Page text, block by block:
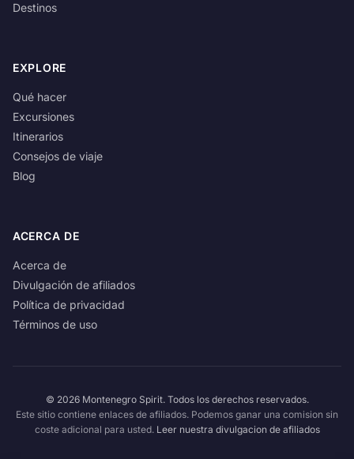
Destinos
EXPLORE
Qué hacer
Excursiones
Itinerarios
Consejos de viaje
Blog
ACERCA DE
Acerca de
Divulgación de afiliados
Política de privacidad
Términos de uso
© 2026 Montenegro Spirit. Todos los derechos reservados.
Este sitio contiene enlaces de afiliados. Podemos ganar una comision sin
coste adicional para usted. Leer nuestra divulgacion de afiliados